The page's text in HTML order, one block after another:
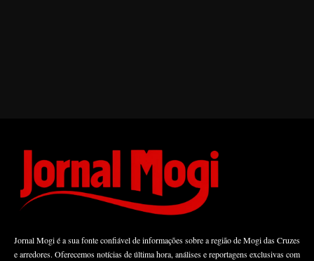
Jornal Mogi é a sua fonte confiável de informações sobre a região de Mogi das Cruzes
e arredores. Oferecemos notícias de última hora, análises e reportagens exclusivas com